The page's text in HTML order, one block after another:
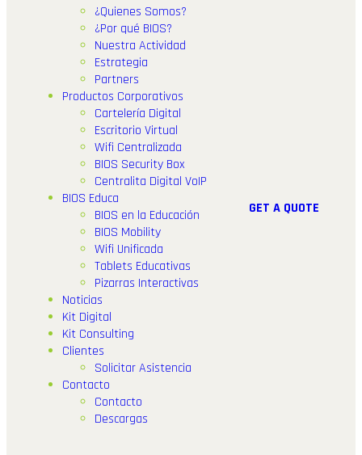
¿Quienes Somos?
¿Por qué BIOS?
Nuestra Actividad
Estrategia
Partners
Productos Corporativos
Cartelería Digital
Escritorio Virtual
Wifi Centralizada
BIOS Security Box
Centralita Digital VoIP
BIOS Educa
BIOS en la Educación
BIOS Mobility
Wifi Unificada
Tablets Educativas
Pizarras Interactivas
Noticias
Kit Digital
Kit Consulting
Clientes
Solicitar Asistencia
Contacto
Contacto
Descargas
GET A QUOTE